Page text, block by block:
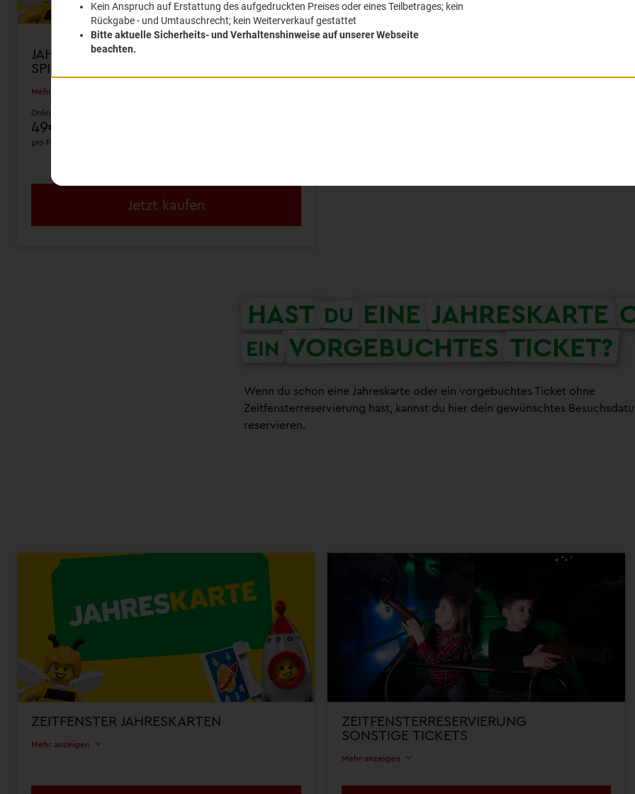
JAHRESKARTE FÜR GRENZENLOSES
SPIELVERGNÜGEN
Mehr anzeigen
Online
49€
pro Person
Jetzt kaufen
HAST DU EINE JAHRESKARTE
EIN VORGEBUCHTES TICKET?
Wenn du schon eine Jahreskarte oder ein vorgebuchtes Ticket ohne
Zeitfensterreservierung hast, kannst du hier dein gewünschtes
reservieren.
ZEITFENSTER JAHRESKARTEN
Mehr anzeigen
ZEITFENSTERRESERVIERUNG
SONSTIGE TICKETS
Mehr anzeigen